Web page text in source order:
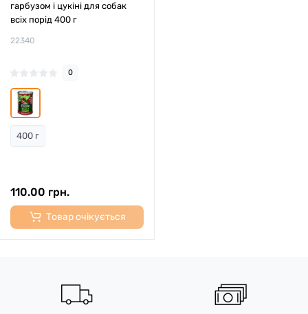
гарбузом і цукіні для собак
всіх порід 400 г
22340
0
400 г
110.00 грн.
Товар очікується